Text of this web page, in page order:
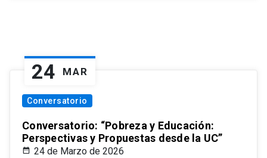
24 MAR
Conversatorio
Conversatorio: “Pobreza y Educación:
Perspectivas y Propuestas desde la UC”
24 de Marzo de 2026